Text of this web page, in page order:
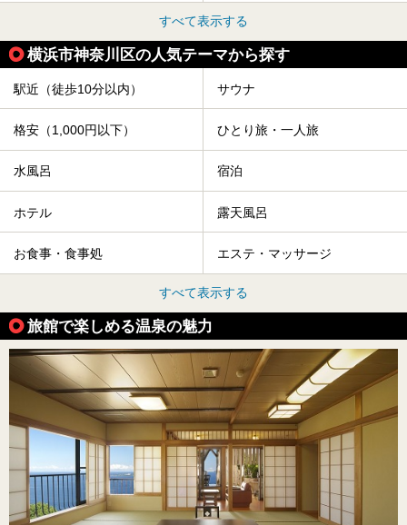
すべて表示する
横浜市神奈川区の人気テーマから探す
駅近（徒歩10分以内） サウナ
格安（1,000円以下） ひとり旅・一人旅
水風呂 宿泊
ホテル 露天風呂
お食事・食事処 エステ・マッサージ
すべて表示する
旅館で楽しめる温泉の魅力